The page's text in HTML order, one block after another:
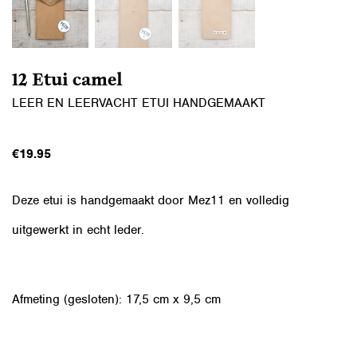
12 Etui camel
LEER EN LEERVACHT ETUI HANDGEMAAKT
€19.95
Deze etui is handgemaakt door Mez11 en volledig
uitgewerkt in echt leder.
Afmeting (gesloten): 17,5 cm x 9,5 cm